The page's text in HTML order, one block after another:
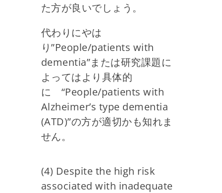
た方が良いでしょう。
代わりにやは
り”People/patients with
dementia”または研究課題に
よってはより具体的
に “People/patients with
Alzheimer’s type dementia
(ATD)”の方が適切かも知れま
せん。
(4) Despite the high risk
associated with inadequate